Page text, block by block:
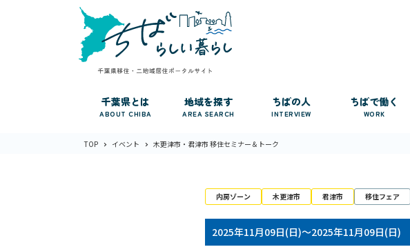
千葉県とは
ABOUT CHIBA
地域を探す
AREA SEARCH
ちばの人
INTERVIEW
ちばで働く
WORK
TOP イベント 木更津市・君津市 移住セミナー＆トーク
内房ゾーン 木更津市 君津市 移住フェア
2025年11月09日(日)～2025年11月09日(日)